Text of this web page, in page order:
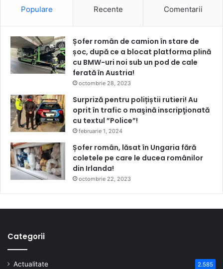
Populare Recente Comentarii
Șofer român de camion în stare de
șoc, după ce a blocat platforma plină
cu BMW-uri noi sub un pod de cale
ferată în Austria!
octombrie 28, 2023
Surpriză pentru polițiștii rutieri! Au
oprit în trafic o maşină inscripţionată
cu textul ”Police”!
februarie 1, 2024
Șofer român, lăsat în Ungaria fără
coletele pe care le ducea românilor
din Irlanda!
octombrie 22, 2023
Categorii
Actualitate 2.585